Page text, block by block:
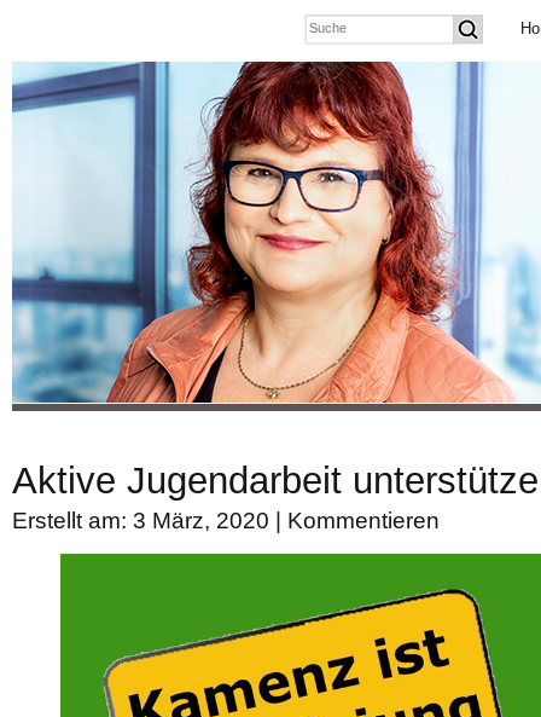
Aktive Jugendarbeit
Erstellt am: 3 März, 2020 | Kommentieren